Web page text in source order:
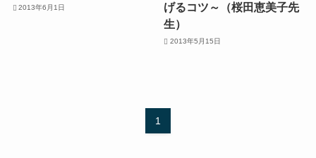
2013年6月1日
げるコツ～（桜田恵美子先
生）
2013年5月15日
1